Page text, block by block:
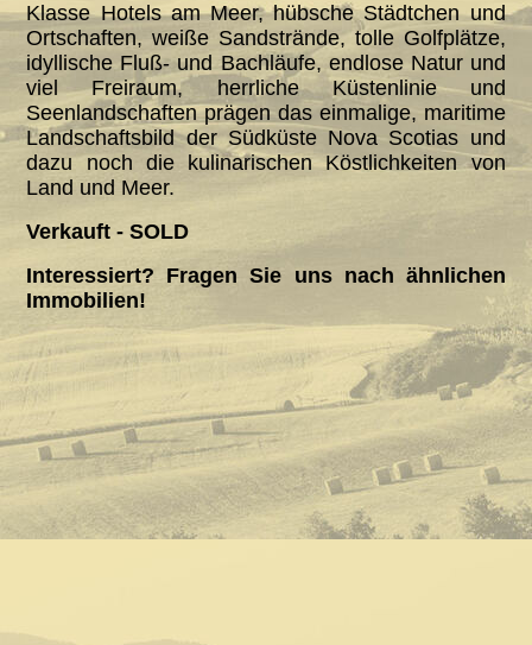
Klasse Hotels am Meer, hübsche Städtchen und
Ortschaften, weiße Sandstrände, tolle Golfplätze,
idyllische Fluß- und Bachläufe, endlose Natur und
viel Freiraum, herrliche Küstenlinie und
Seenlandschaften prägen das einmalige, maritime
Landschaftsbild der Südküste Nova Scotias und
dazu noch die kulinarischen Köstlichkeiten von
Land und Meer.
Verkauft - SOLD
Interessiert? Fragen Sie uns nach ähnlichen
Immobilien!